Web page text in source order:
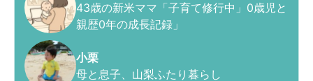
43歳の新米ママ「子育て修行中」0歳児と
親歴0年の成長記録」
小栗
母と息子、山梨ふたり暮らし